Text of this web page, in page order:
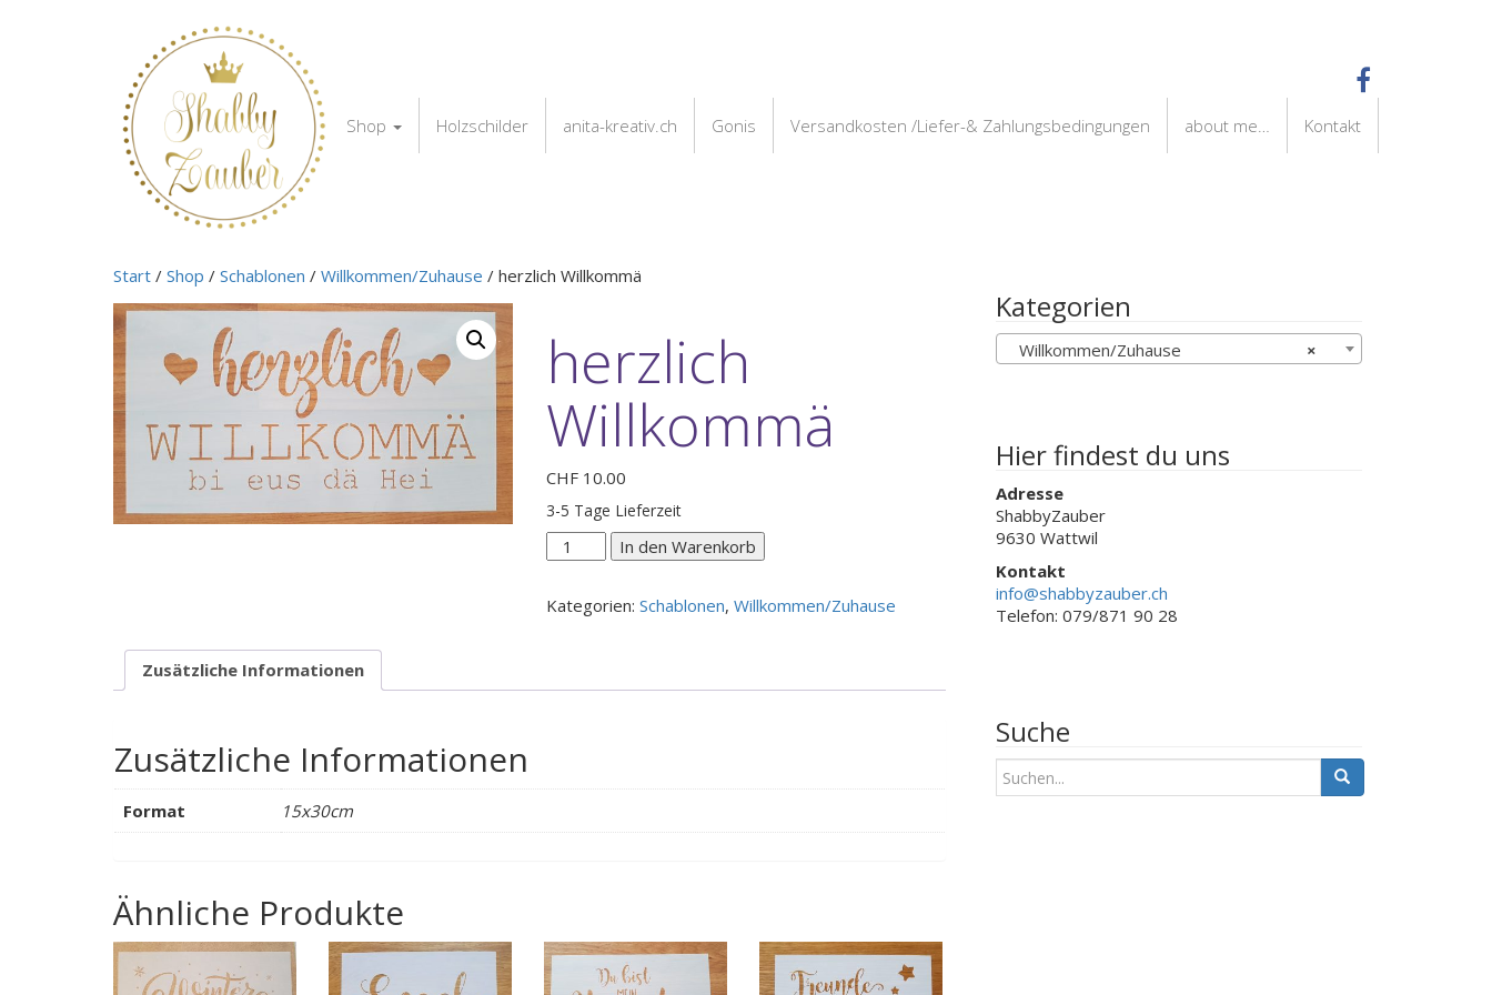
Shop Holzschilder anita-kreativ.ch Gonis Versandkosten /Liefer-& Zahlungsbedingungen about me… Kontakt
Start / Shop / Schablonen / Willkommen/Zuhause / herzlich Willkommä
herzlich
Willkommä
CHF 10.00
3-5 Tage Lieferzeit
herzlich
Willkommä
In den Warenkorb
Kategorien: Schablonen, Willkommen/Zuhause
Zusätzliche Informationen
Zusätzliche Informationen
Format 15x30cm
Ähnliche Produkte
Kategorien
×
Willkommen/Zuhause
Hier findest du uns
Adresse
ShabbyZauber
9630 Wattwil
Kontakt
info@shabbyzauber.ch
Telefon: 079/871 90 28
Suche
S
u